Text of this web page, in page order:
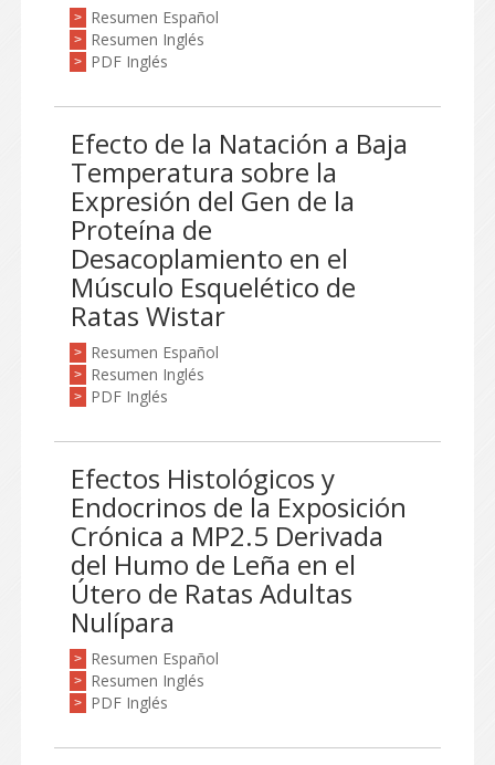
> Resumen Español
> Resumen Inglés
> PDF Inglés
Efecto de la Natación a Baja
Temperatura sobre la
Expresión del Gen de la
Proteína de
Desacoplamiento en el
Músculo Esquelético de
Ratas Wistar
> Resumen Español
> Resumen Inglés
> PDF Inglés
Efectos Histológicos y
Endocrinos de la Exposición
Crónica a MP2.5 Derivada
del Humo de Leña en el
Útero de Ratas Adultas
Nulípara
> Resumen Español
> Resumen Inglés
> PDF Inglés